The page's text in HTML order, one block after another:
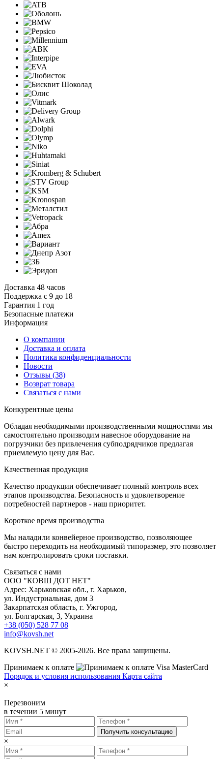
Доставка 48 часов
Поддержка с 9 до 18
Гарантия 1 год
Безопасные платежи
Информация
О компании
Доставка и оплата
Политика конфиденциальности
Новости
Отзывы (38)
Возврат товара
Связаться с нами
Конкурентные цены
Обладая необходимыми производственными мощностями мы
самостоятельно производим навесное оборудование на
погрузчики без привлечения субподрядчиков предлагая
приемлемую цену для Вас.
Качественная продукция
Качество продукции обеспечивает полный контроль всех
этапов производства. Безопасность и удовлетворение
потребностей партнеров - наш приоритет.
Короткое время производства
Мы наладили конвейерное производство, позволяющее
быстро переходить на необходимый типоразмер, это позволяет
нам контролировать сроки поставки.
Связаться с нами
ООО "КОВШ ДОТ НЕТ"
Адрес: Харьковская обл., г. Харьков,
ул. Индустриальная, дом 3
Закарпатская область, г. Ужгород,
ул. Болгарская, 3, Украина
+38 (050) 528 77 08
info@kovsh.net
KOVSH.NET © 2005-2026. Все права защищены.
Принимаем к оплате
Порядок и условия использования Карта сайта
×
Перезвоним
в течении 5 минут
Получить консультацию
×